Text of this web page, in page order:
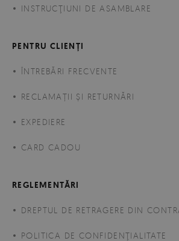
INSTRUCŢIUNI DE ASAMBLARE
PENTRU CLIENȚI
ÎNTREBĂRI FRECVENTE
RECLAMAȚII ȘI RETURNĂRI
EXPEDIERE
CARD CADOU
REGLEMENTĂRI
DREPTUL DE RETRAGERE DIN
POLITICA DE CONFIDENŢIALITATE